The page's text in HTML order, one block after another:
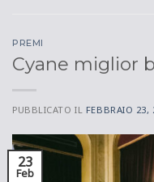
PREMI
Cyane miglior
PUBBLICATO IL FEBBRAIO 23,
23
Feb